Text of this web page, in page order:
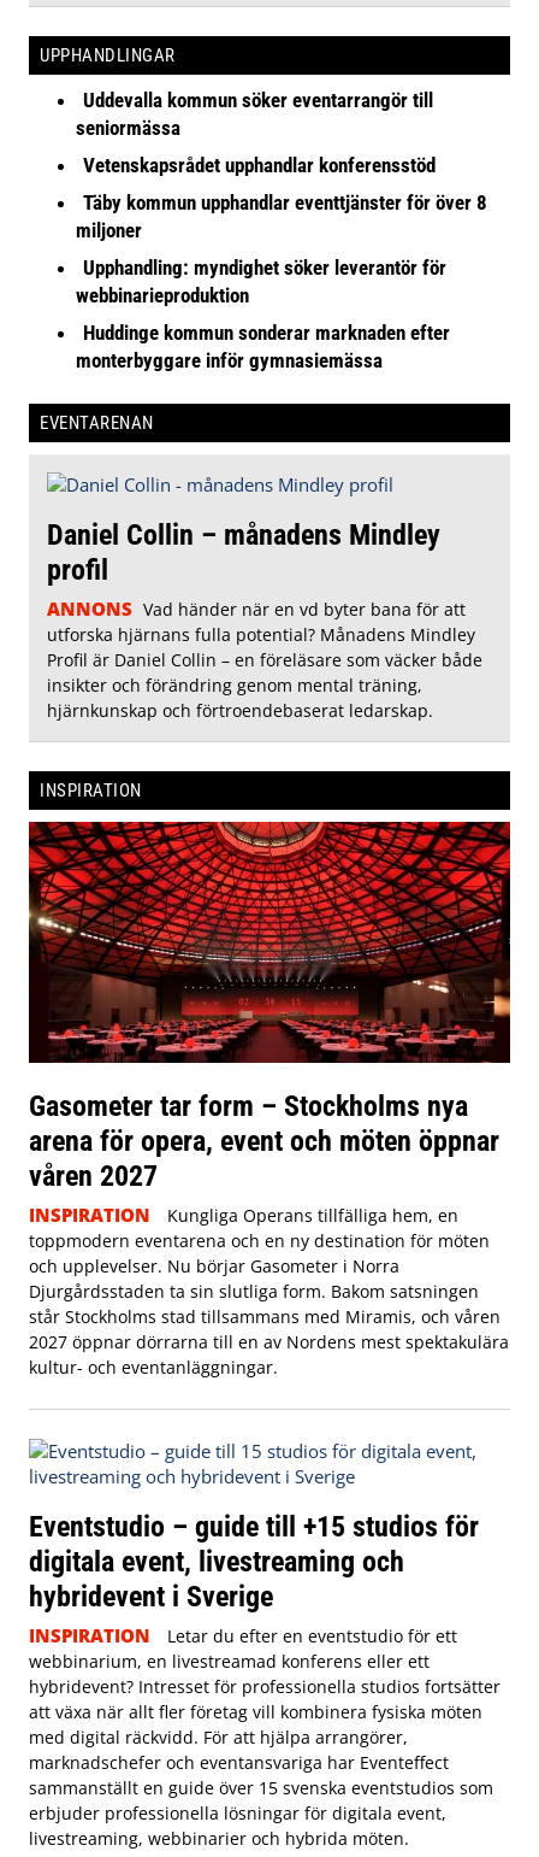
UPPHANDLINGAR
Uddevalla kommun söker eventarrangör till
seniormässa
Vetenskapsrådet upphandlar konferensstöd
Täby kommun upphandlar eventtjänster för över 8
miljoner
Upphandling: myndighet söker leverantör för
webbinarieproduktion
Huddinge kommun sonderar marknaden efter
monterbyggare inför gymnasiemässa
EVENTARENAN
Daniel Collin – månadens Mindley
profil
ANNONS Vad händer när en vd byter bana för att
utforska hjärnans fulla potential? Månadens Mindley
Profil är Daniel Collin – en föreläsare som väcker både
insikter och förändring genom mental träning,
hjärnkunskap och förtroendebaserat ledarskap.
INSPIRATION
Gasometer tar form – Stockholms nya
arena för opera, event och möten öppnar
våren 2027
INSPIRATION
Kungliga Operans tillfälliga hem, en
toppmodern eventarena och en ny destination för möten
och upplevelser. Nu börjar Gasometer i Norra
Djurgårdsstaden ta sin slutliga form. Bakom satsningen
står Stockholms stad tillsammans med Miramis, och våren
2027 öppnar dörrarna till en av Nordens mest spektakulära
kultur- och eventanläggningar.
Eventstudio – guide till +15 studios för
digitala event, livestreaming och
hybridevent i Sverige
INSPIRATION
Letar du efter en eventstudio för ett
webbinarium, en livestreamad konferens eller ett
hybridevent? Intresset för professionella studios fortsätter
att växa när allt fler företag vill kombinera fysiska möten
med digital räckvidd. För att hjälpa arrangörer,
marknadschefer och eventansvariga har Eventeffect
sammanställt en guide över 15 svenska eventstudios som
erbjuder professionella lösningar för digitala event,
livestreaming, webbinarier och hybrida möten.